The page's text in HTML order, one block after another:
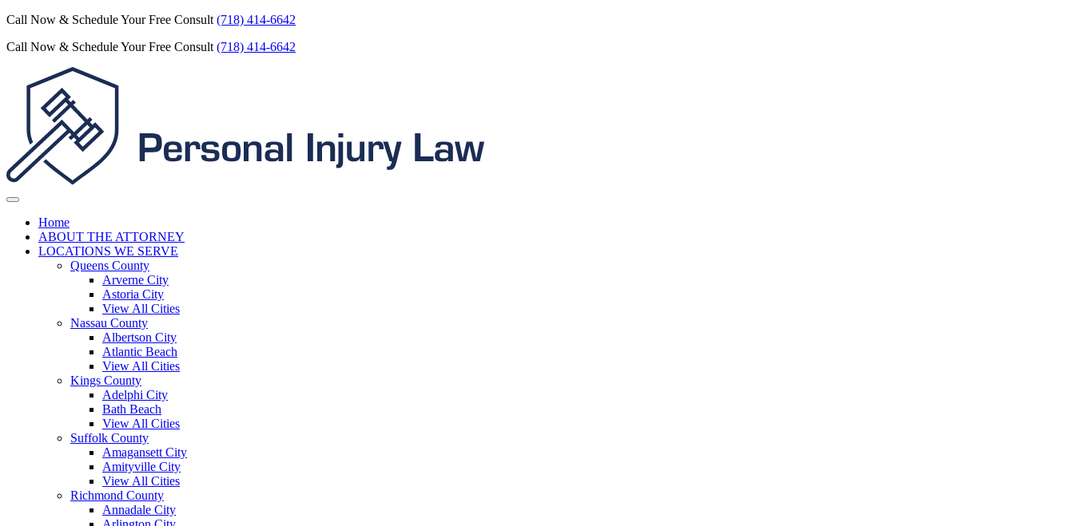
Call Now & Schedule Your Free Consult (718) 414-6642
Call Now & Schedule Your Free Consult (718) 414-6642
Home
ABOUT THE ATTORNEY
LOCATIONS WE SERVE
Queens County
Arverne City
Astoria City
View All Cities
Nassau County
Albertson City
Atlantic Beach
View All Cities
Kings County
Adelphi City
Bath Beach
View All Cities
Suffolk County
Amagansett City
Amityville City
View All Cities
Richmond County
Annadale City